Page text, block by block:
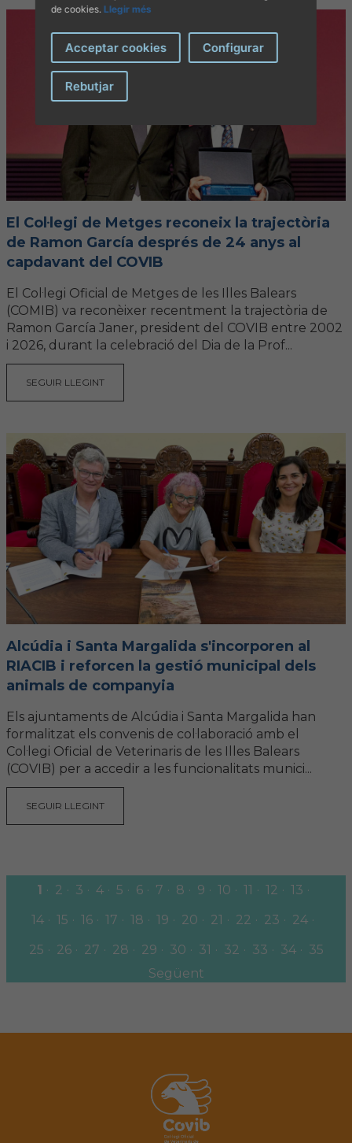
El Col·legi de Metges reconeix la trajectòria
de Ramon García després de 24 anys al
capdavant del COVIB
El Col·legi Oficial de Metges de les Illes Balears
(COMIB) va reconèixer recentment la trajectòria de
Ramon García Janer, president del COVIB entre 2002
i 2026, durant la celebració del Dia de la Prof...
SEGUIR LLEGINT
Alcúdia i Santa Margalida s'incorporen al
RIACIB i reforcen la gestió municipal dels
animals de companyia
Els ajuntaments de Alcúdia i Santa Margalida han
formalitzat els convenis de col·laboració amb el
Col·legi Oficial de Veterinaris de les Illes Balears
(COVIB) per a accedir a les funcionalitats munici...
SEGUIR LLEGINT
1 2 3 4 5 6 7 8 9 10 11 12
13
14
15 16 17 18 19 20 21 22 23
24
25
26 27 28 29 30 31 32 33 34
35
Següent
de cookies. Llegir més
Acceptar cookies Configurar
Rebutjar